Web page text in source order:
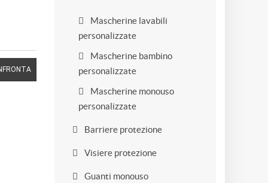
Mascherine lavabili
personalizzate
Mascherine bambino
personalizzate
Mascherine monouso
personalizzate
Barriere protezione
Visiere protezione
Guanti monouso